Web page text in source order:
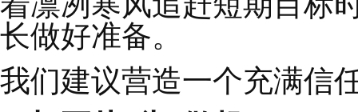
优先考虑执行而不是
出的是一小步。只有
调整以保持高昂的动